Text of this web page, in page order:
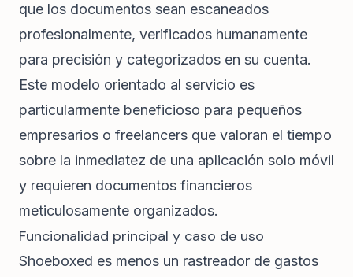
que los documentos sean escaneados
profesionalmente, verificados humanamente
para precisión y categorizados en su cuenta.
Este modelo orientado al servicio es
particularmente beneficioso para pequeños
empresarios o freelancers que valoran el tiempo
sobre la inmediatez de una aplicación solo móvil
y requieren documentos financieros
meticulosamente organizados.
Funcionalidad principal y caso de uso
Shoeboxed es menos un rastreador de gastos